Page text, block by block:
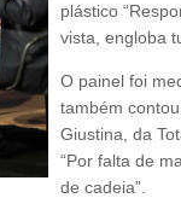
plástico
vista, engloba
O painel foi
também
Giustina, da
“Por falta de
de cadeia”.